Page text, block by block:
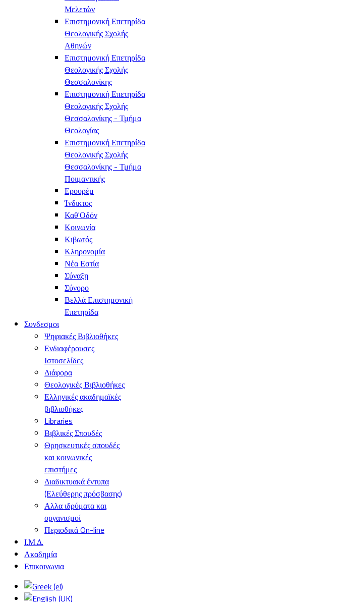
Μελετών
Επιστημονική Επετηρίδα
Θεολογικής Σχολής
Αθηνών
Επιστημονική Επετηρίδα
Θεολογικής Σχολής
Θεσσαλονίκης
Επιστημονική Επετηρίδα
Θεολογικής Σχολής
Θεσσαλονίκης - Τμήμα
Θεολογίας
Επιστημονική Επετηρίδα
Θεολογικής Σχολής
Θεσσαλονίκης - Τμήμα
Ποιμαντικής
Ερουρέμ
Ίνδικτος
Καθ'Οδόν
Κοινωνία
Κιβωτός
Κληρονομία
Νέα Εστία
Σύναξη
Σύνορο
Βελλά Επιστημονική
Επετηρίδα
Συνδεσμοι
Ψηφιακές Βιβλιοθήκες
Ενδιαφέρουσες
Ιστοσελίδες
Διάφορα
Θεολογικές Βιβλιοθήκες
Ελληνικές ακαδημαϊκές
βιβλιοθήκες
Libraries
Βιβλικές Σπουδές
Θρησκευτικές σπουδές
και κοινωνικές
επιστήμες
Διαδικτυακά έντυπα
(Ελεύθερης πρόσβασης)
Αλλα ιδρύματα και
οργανισμοί
Περιοδικά On-line
Ι.Μ.Δ.
Ακαδημία
Επικοινωνια